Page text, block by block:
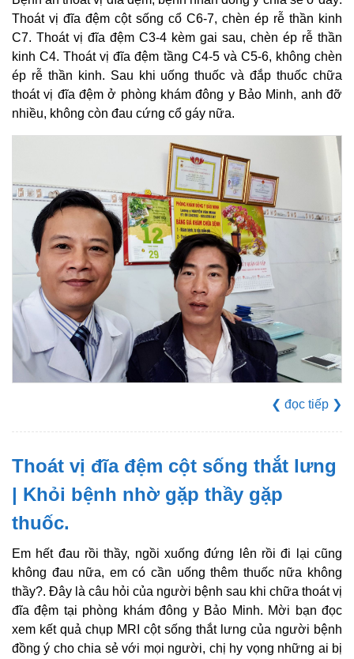
Thoát vị đĩa đệm cột sống cổ C6-7, chèn ép rễ thần kinh
C7. Thoát vị đĩa đệm C3-4 kèm gai sau, chèn ép rễ thần
kinh C4. Thoát vị đĩa đệm tầng C4-5 và C5-6, không chèn
ép rễ thần kinh. Sau khi uống thuốc và đắp thuốc chữa
thoát vị đĩa đệm ở phòng khám đông y Bảo Minh, anh đỡ
nhiều, không còn đau cứng cổ gáy nữa.
❮ đọc tiếp ❯
Thoát vị đĩa đệm cột sống thắt lưng
| Khỏi bệnh nhờ gặp thầy gặp
thuốc.
Em hết đau rồi thầy, ngồi xuống đứng lên rồi đi lại cũng
không đau nữa, em có cần uống thêm thuốc nữa không
thầy?. Đây là câu hỏi của người bệnh sau khi chữa thoát vị
đĩa đệm tại phòng khám đông y Bảo Minh. Mời bạn đọc
xem kết quả chụp MRI cột sống thắt lưng của người bệnh
đồng ý cho chia sẻ với mọi người, chị hy vọng những ai bị